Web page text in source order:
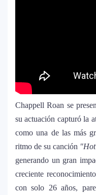
Chappell Roan se
su actuación capturó la
como una de las más
ritmo de su canción
generando un gran
creciente
con solo 26 años,